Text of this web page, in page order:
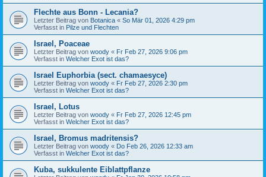
Flechte aus Bonn - Lecania?
Letzter Beitrag von Botanica « So Mär 01, 2026 4:29 pm
Verfasst in Pilze und Flechten
Israel, Poaceae
Letzter Beitrag von woody « Fr Feb 27, 2026 9:06 pm
Verfasst in Welcher Exot ist das?
Israel Euphorbia (sect. chamaesyce)
Letzter Beitrag von woody « Fr Feb 27, 2026 2:30 pm
Verfasst in Welcher Exot ist das?
Israel, Lotus
Letzter Beitrag von woody « Fr Feb 27, 2026 12:45 pm
Verfasst in Welcher Exot ist das?
Israel, Bromus madritensis?
Letzter Beitrag von woody « Do Feb 26, 2026 12:33 am
Verfasst in Welcher Exot ist das?
Kuba, sukkulente Eiblattpflanze